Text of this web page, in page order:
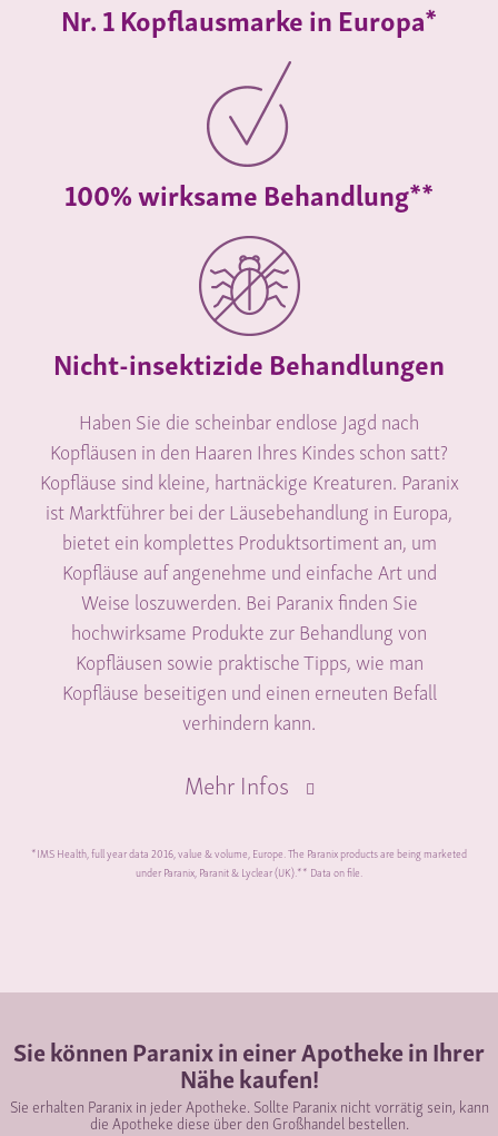
Nr. 1 Kopflausmarke in Europa*
100% wirksame Behandlung**
Nicht-insektizide Behandlungen
Haben Sie die scheinbar endlose Jagd nach
Kopfläusen in den Haaren Ihres Kindes schon satt?
Kopfläuse sind kleine, hartnäckige Kreaturen. Paranix
ist Marktführer bei der Läusebehandlung in Europa,
bietet ein komplettes Produktsortiment an, um
Kopfläuse auf angenehme und einfache Art und
Weise loszuwerden. Bei Paranix finden Sie
hochwirksame Produkte zur Behandlung von
Kopfläusen sowie praktische Tipps, wie man
Kopfläuse beseitigen und einen erneuten Befall
verhindern kann.
Mehr Infos
*IMS Health, full year data 2016, value & volume, Europe. The Paranix products are being marketed
under Paranix, Paranit & Lyclear (UK).** Data on file.
Sie können Paranix in einer Apotheke in Ihrer
Nähe kaufen!
Sie erhalten Paranix in jeder Apotheke. Sollte Paranix nicht vorrätig sein, kann
die Apotheke diese über den Großhandel bestellen.